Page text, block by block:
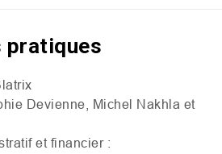
pratiques
Devienne, Michel Nakhla et
et financier :